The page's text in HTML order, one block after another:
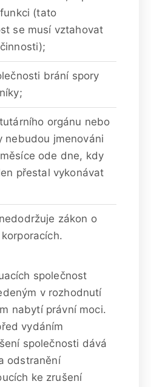
(tato
se musí vztahovat
brání spory
orgánu nebo
nebudou jmenováni
ode dne, kdy
přestal vykonávat
zákon o
společnost
v rozhodnutí
nabytí právní moci.
vydáním
společnosti dává
odstranění
ke zrušení